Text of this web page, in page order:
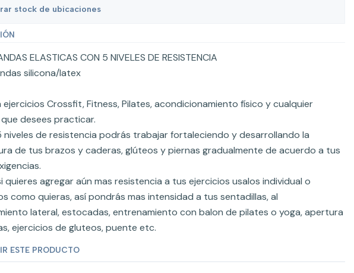
stock de ubicaciones
ELASTICAS CON 5 NIVELES DE RESISTENCIA
silicona/latex
ejercicios Crossfit, Fitness, Pilates, acondicionamiento físico y cualquier
desees practicar.
niveles de resistencia podrás trabajar fortaleciendo y desarrollando la
de tus brazos y caderas, glúteos y piernas gradualmente de acuerdo a tus
quieres agregar aún mas resistencia a tus ejercicios usalos individual o
como quieras, así pondrás mas intensidad a tus sentadillas, al
lateral, estocadas, entrenamiento con balon de pilates o yoga, apertura
ejercicios de gluteos, puente etc.
ESTE PRODUCTO